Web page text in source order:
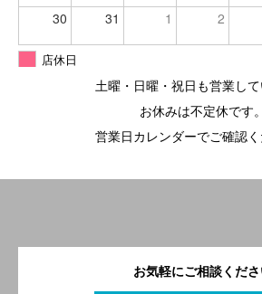
30 31 1 2
店休日
土曜・日曜・祝日も営業して
お休みは不定休です。
営業日カレンダーでご確認く
お気軽にご相談くだ